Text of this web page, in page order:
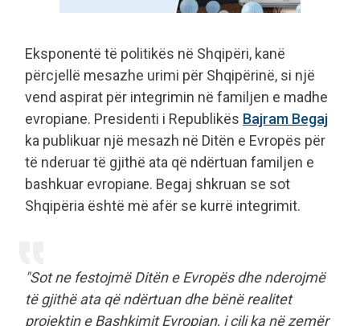
Eksponentë të politikës në Shqipëri, kanë
përcjellë mesazhe urimi për Shqipërinë, si një
vend aspirat për integrimin në familjen e madhe
evropiane. Presidenti i Republikës Bajram Begaj
ka publikuar një mesazh në Ditën e Evropës për
të nderuar të gjithë ata që ndërtuan familjen e
bashkuar evropiane. Begaj shkruan se sot
Shqipëria është më afër se kurrë integrimit.
"Sot ne festojmë Ditën e Evropës dhe nderojmë
të gjithë ata që ndërtuan dhe bënë realitet
projektin e Bashkimit Evropian, i cili ka në zemër